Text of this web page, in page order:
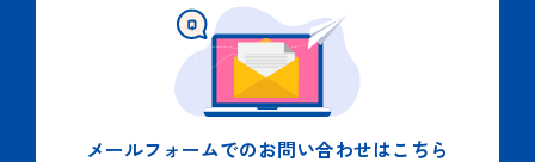
メールフォームでのお問い合わせはこちら